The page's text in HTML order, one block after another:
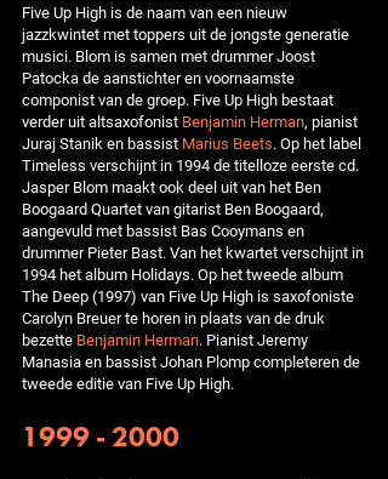
Five Up High is de naam van een nieuw
jazzkwintet met toppers uit de jongste generatie
musici. Blom is samen met drummer Joost
Patocka de aanstichter en voornaamste
componist van de groep. Five Up High bestaat
verder uit altsaxofonist Benjamin Herman, pianist
Juraj Stanik en bassist Marius Beets. Op het label
Timeless verschijnt in 1994 de titelloze eerste cd.
Jasper Blom maakt ook deel uit van het Ben
Boogaard Quartet van gitarist Ben Boogaard,
aangevuld met bassist Bas Cooymans en
drummer Pieter Bast. Van het kwartet verschijnt in
1994 het album Holidays. Op het tweede album
The Deep (1997) van Five Up High is saxofoniste
Carolyn Breuer te horen in plaats van de druk
bezette Benjamin Herman. Pianist Jeremy
Manasia en bassist Johan Plomp completeren de
tweede editie van Five Up High.
1999 - 2000